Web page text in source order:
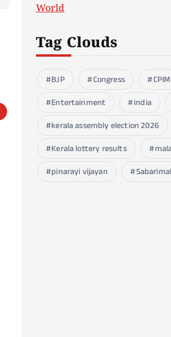
World
Tag Clouds
BJP Congress CPIM
Entertainment
india
kerala assembly election 2026
Kerala lottery results
pinarayi vijayan